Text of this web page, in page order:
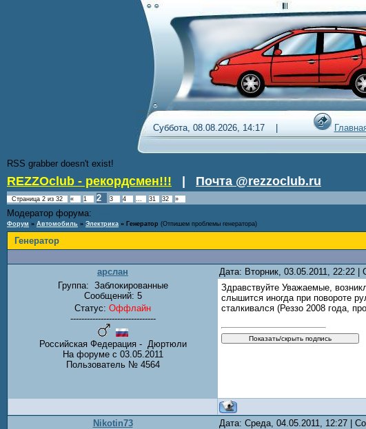
Суббота, 08.08.2026, 14:17 |
RSS grabber doesn't exist!
REZZOclub - рекордсмен!!! Почта @rezzoclub.ru
Страница 2 из 32 « 1 2 3 4 … 31 32 »
Модератор форума:
Форум » Автомобиль » Электрика » Генератор (Отпишем проблемы генератора)
Генератор
арслан Дата: Вторник, 03.05.2011, 22:22
Группа: Заблокированные
Сообщений: 5
Статус: Оффлайн
-------------------------------
Российская Федерация - Дюртюли
На форуме с 03.05.2011
Пользователь № 4564
Здравствуйте Уважаемые,
слышится иногда при повороте
сталкивался (Реззо 2008 года,
Nikotin73 Дата: Среда, 04.05.2011, 12:27 |